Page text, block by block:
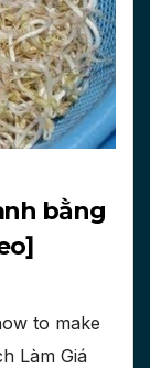
bằng
to make
Làm Giá